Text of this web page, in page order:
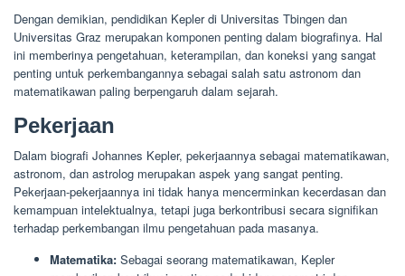
Dengan demikian, pendidikan Kepler di Universitas Tbingen dan
Universitas Graz merupakan komponen penting dalam biografinya. Hal
ini memberinya pengetahuan, keterampilan, dan koneksi yang sangat
penting untuk perkembangannya sebagai salah satu astronom dan
matematikawan paling berpengaruh dalam sejarah.
Pekerjaan
Dalam biografi Johannes Kepler, pekerjaannya sebagai matematikawan,
astronom, dan astrolog merupakan aspek yang sangat penting.
Pekerjaan-pekerjaannya ini tidak hanya mencerminkan kecerdasan dan
kemampuan intelektualnya, tetapi juga berkontribusi secara signifikan
terhadap perkembangan ilmu pengetahuan pada masanya.
Matematika: Sebagai seorang matematikawan, Kepler